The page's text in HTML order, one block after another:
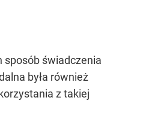
sposób świadczenia
była również
z takiej